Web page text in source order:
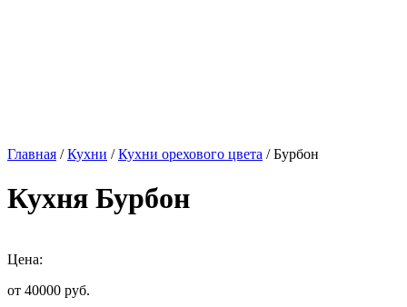
Главная /Кухни /Кухни орехового цвета / Бурбон
Кухня Бурбон
Цена:
от 40000 руб.